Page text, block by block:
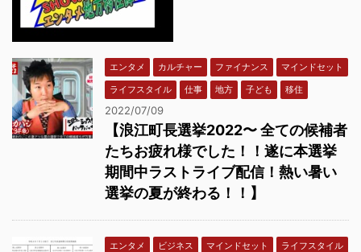
エンタメ カルチャー ファイナンス
マインドセット
ライフスタイル
仕事 地方 子ども 移住
2022/07/09
【浪江町長選挙2022〜 全ての候補者
たちお疲れ様でした！！遂に本選挙
期間中ラストライブ配信！熱い暑い
選挙の夏が終わる！！】
エンタメ ビジネス マインドセット
ライフスタイル